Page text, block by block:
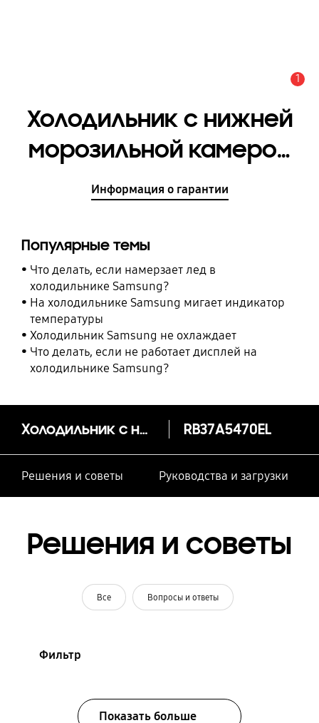
1
Холодильник с нижней
морозильной камерой
со складной полкой и
[RB37A5470EL/WT]
Информация о гарантии
Популярные темы
Что делать, если намерзает лед в
холодильнике Samsung?
На холодильнике Samsung мигает индикатор
температуры
Холодильник Samsung не охлаждает
Что делать, если не работает дисплей на
холодильнике Samsung?
Холодильник с нижней морозильной камерой со складной полкой и зоной свежести 367 л RB37A5470EL
Решения и советы Руководства и загрузки
Решения и советы
Все Вопросы и ответы
Фильтр
Показать больше